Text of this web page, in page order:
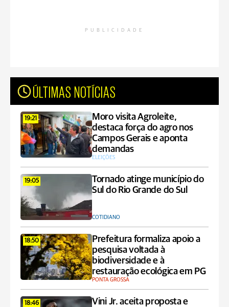
PUBLICIDADE
ÚLTIMAS NOTÍCIAS
19:21
Moro visita Agroleite,
destaca força do agro nos
Campos Gerais e aponta
demandas
ELEIÇÕES
19:05
Tornado atinge município do
Sul do Rio Grande do Sul
COTIDIANO
18:50
Prefeitura formaliza apoio a
pesquisa voltada à
biodiversidade e à
restauração ecológica em PG
PONTA GROSSA
18:46
Vini Jr. aceita proposta e